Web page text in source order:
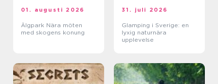
01. augusti 2026
Älgpark Nära möten
med skogens konung
31. juli 2026
Glamping i Sverige: en
lyxig naturnära
upplevelse